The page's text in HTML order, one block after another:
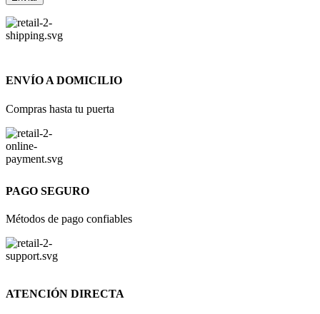
ENVÍO A DOMICILIO
Compras hasta tu puerta
PAGO SEGURO
Métodos de pago confiables
ATENCIÓN DIRECTA